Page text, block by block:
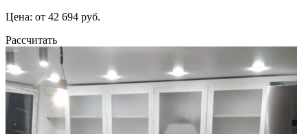
Цена: от 42 694 руб.
Рассчитать